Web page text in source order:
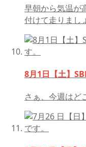
早朝から気温が
付けて走りまし
8月1日【土】
さぁ、今週はど